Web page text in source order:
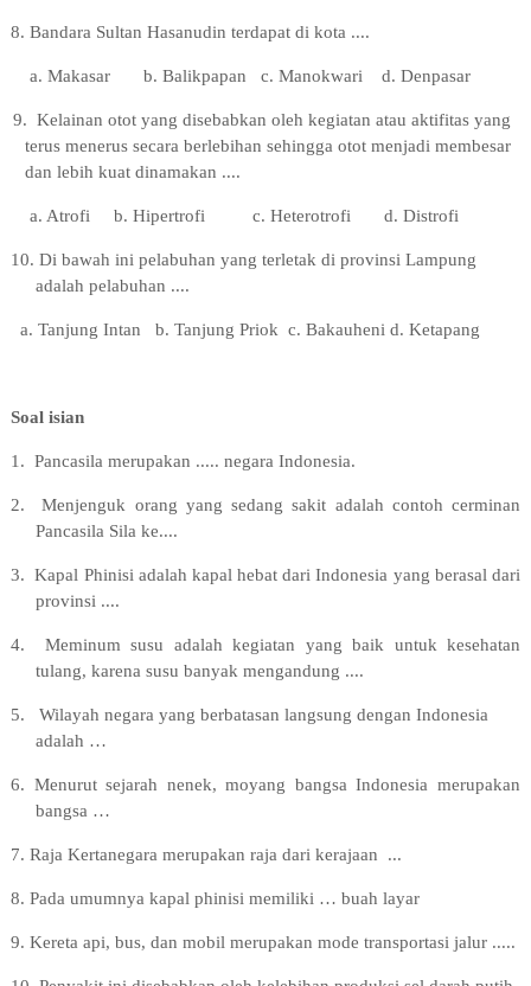
8. Bandara Sultan Hasanudin terdapat di kota ....
a. Makasar b. Balikpapan c. Manokwari d. Denpasar
9.Kelainan otot yang disebabkan oleh kegiatan atau aktifitas yang
terus menerus secara berlebihan sehingga otot menjadi membesar
dan lebih kuat dinamakan ....
a. Atrofi b. Hipertrofi c. Heterotrofi d. Distrofi
10. Di bawah ini pelabuhan yang terletak di provinsi Lampung
adalah pelabuhan ....
a. Tanjung Intan b. Tanjung Priok c. Bakauheni d. Ketapang
Soal isian
1. Pancasila merupakan ..... negara Indonesia.
2.
Menjenguk orang yang sedang sakit adalah contoh cerminan
Pancasila Sila ke....
3. Kapal Phinisi adalah kapal hebat dari Indonesia yang berasal dari
provinsi ....
4.
Meminum susu adalah kegiatan yang baik untuk kesehatan
tulang, karena susu banyak mengandung ....
5.
Wilayah negara yang berbatasan langsung dengan Indonesia
adalah …
6. Menurut sejarah nenek, moyang bangsa Indonesia merupakan
bangsa …
7. Raja Kertanegara merupakan raja dari kerajaan ...
8. Pada umumnya kapal phinisi memiliki … buah layar
9. Kereta api, bus, dan mobil merupakan mode transportasi jalur .....